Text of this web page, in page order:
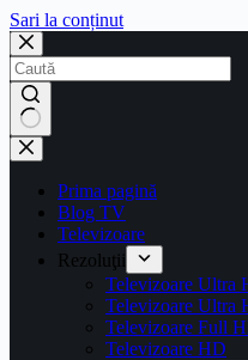
Sari la conținut
Prima pagină
Blog TV
Televizoare
Rezoluţii
Televizoare Ultra
Televizoare Ultra
Televizoare Full
Televizoare HD